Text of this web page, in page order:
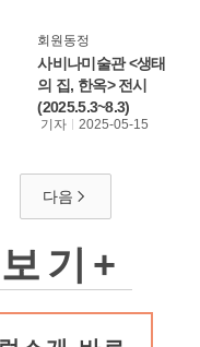
회원동정
사비나미술관 <생태
의 집, 한옥> 전시
(2025.5.3~8.3)
기자 2025-05-15
다음
기+